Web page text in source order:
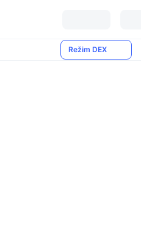
Režim DEX